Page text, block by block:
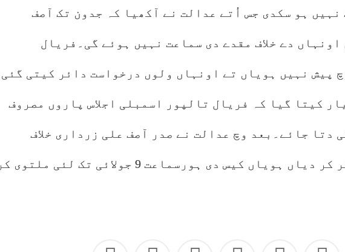
نہیں ہو سکدی جس اُتے عدالت نے آکھیا کہ جدون تک آصف
دے خلاف مقدے دی سماعت نہیں ہوئے گی۔فریال
پیش نہیں ہویاں تے اونہاں ولوں درخواست دائر کیتی گئی
کیتا گیا کہ فریال تالپور اسمبلی اجلاس پاروں مصروف
دتا جائے۔بعد وچ عدالت نے صدر آصف علی زرداری خلاف
مقدمہ داخل دفتر کر دیاں ہویاں کیس دی ہورسماعت 9 جولائی تک لئی ملتوی کر